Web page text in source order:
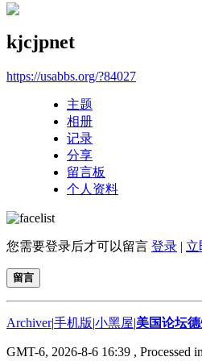
kjcjpnet
https://usabbs.org/?84027
主题
相册
记录
分享
留言板
个人资料
您需要登录后才可以留言 登录 | 立
留言
Archiver|手机版|小黑屋|美国论坛
GMT-6, 2026-8-6 16:39 , Processed